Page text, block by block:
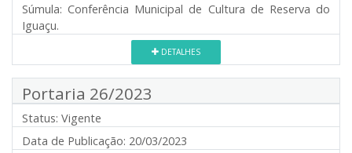
Súmula: Conferência Municipal de Cultura de Reserva do
Iguaçu.
DETALHES
Portaria 26/2023
Status: Vigente
Data de Publicação: 20/03/2023